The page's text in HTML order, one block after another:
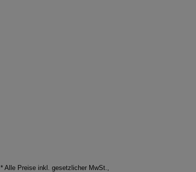
* Alle Preise inkl. gesetzlicher MwSt.,